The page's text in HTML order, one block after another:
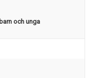
och unga